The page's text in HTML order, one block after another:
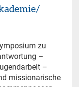
zu
–
–
missionarische